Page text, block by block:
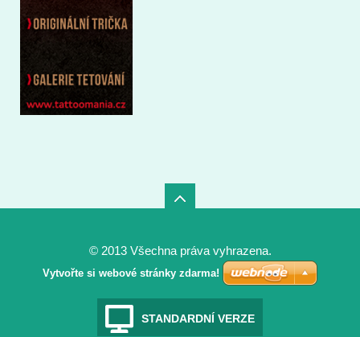
© 2013 Všechna práva vyhrazena.
Vytvořte si webové stránky zdarma!
STANDARDNÍ VERZE